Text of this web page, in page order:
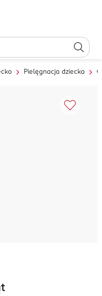
Pielęgnacja dziecka